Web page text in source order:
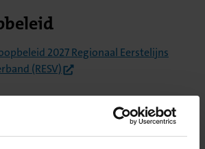
2027 Regionaal Eerstelijns
(RESV)(opent in nieuw tabblad)
Relatiebeheer Zorgverleners